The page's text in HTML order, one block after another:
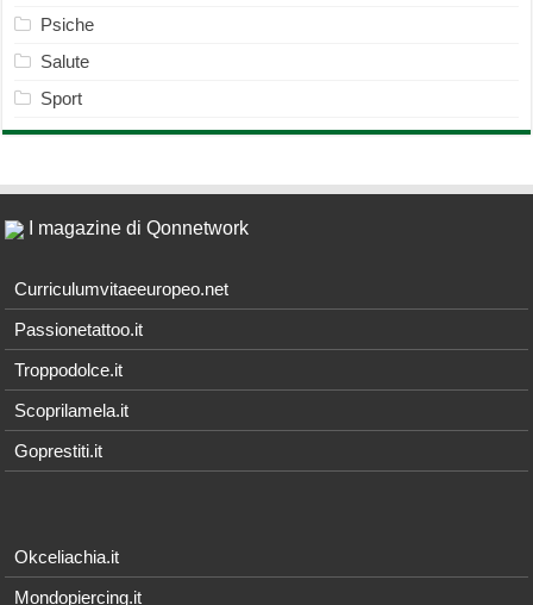
Psiche
Salute
Sport
I magazine di Qonnetwork
Curriculumvitaeeuropeo.net
Passionetattoo.it
Troppodolce.it
Scoprilamela.it
Goprestiti.it
Okceliachia.it
Mondopiercing.it